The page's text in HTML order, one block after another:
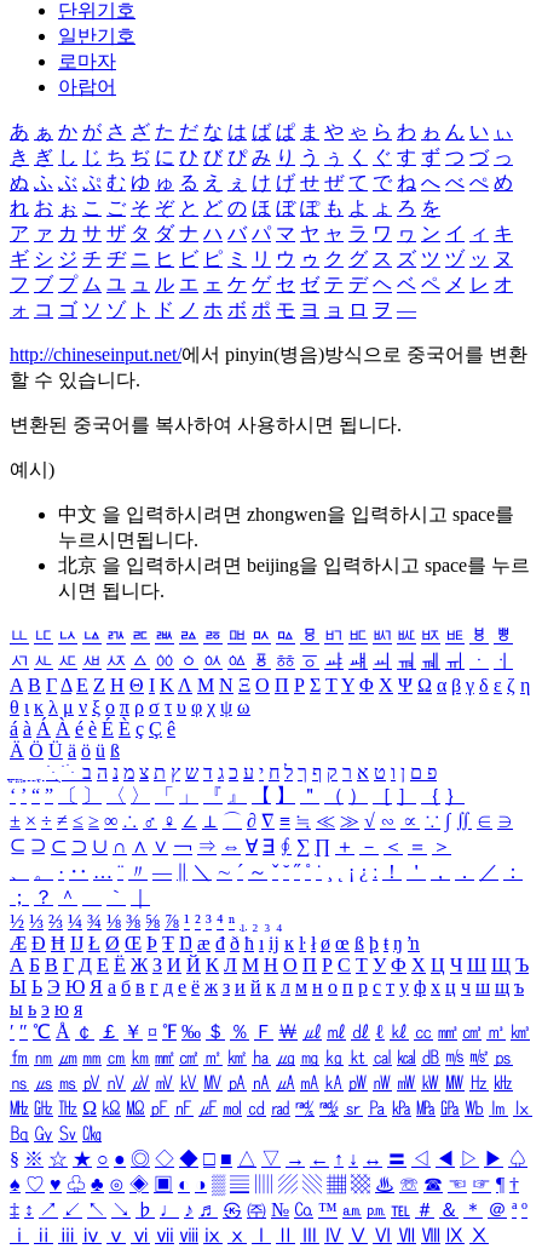
단위기호
일반기호
로마자
아랍어
あ ぁ か が さ ざ た だ な は ば ぱ ま や ゃ ら わ ゎ ん い ぃ
き ぎ し じ ち ぢ に ひ び ぴ み り う ぅ く ぐ す ず つ づ っ
ぬ ふ ぶ ぷ む ゆ ゅ る え ぇ け げ せ ぜ て で ね へ べ ぺ め
れ お ぉ こ ご そ ぞ と ど の ほ ぼ ぽ も よ ょ ろ を
ア ァ カ サ ザ タ ダ ナ ハ バ パ マ ヤ ャ ラ ワ ヮ ン イ ィ キ
ギ シ ジ チ ヂ ニ ヒ ビ ピ ミ リ ウ ゥ ク グ ス ズ ツ ヅ ッ ヌ
フ ブ プ ム ユ ュ ル エ ェ ケ ゲ セ ゼ テ デ ヘ ベ ペ メ レ オ
ォ コ ゴ ソ ゾ ト ド ノ ホ ボ ポ モ ヨ ョ ロ ヲ ―
http://chineseinput.net/에서 pinyin(병음)방식으로 중국어를 변환
할 수 있습니다.
변환된 중국어를 복사하여 사용하시면 됩니다.
예시)
中文 을 입력하시려면 zhongwen을 입력하시고 space를
누르시면됩니다.
北京 을 입력하시려면 beijing을 입력하시고 space를 누르
시면 됩니다.
ㅥ ㅦ ㅧ ㅨ ㅩ ㅪ ㅫ ㅬ ㅭ ㅮ ㅯ ㅰ ㅱ ㅲ ㅳ ㅴ ㅵ ㅶ ㅷ ㅸ
ㅹ
ㅺ ㅻ ㅼ ㅽ ㅾ ㅿ ㆀ ㆁ ㆂ ㆃ ㆄ ㆅ ㆆ ㆇ ㆈ ㆉ ㆊ ㆋ ㆌ ㆍ
ㆎ
Α Β ΓΔ Ε Ζ Η Θ Ι ΚΛ Μ Ν Ξ Ο Π Ρ Σ ΤΥ Φ Χ Ψ Ω α β γ δ ε ζ η
θ ι κ λ μ ν ξ ο π ρ σ τ υ φ χ ψ ω
á à Á À é è É È ç Ç ê
Ä Ö Ü ä ö ü ß
ִֶֹ ֻּ ׁׂ פ ם ן ו ט א ר ק ף ך ל ח י ע כ ג ד ש ץ ת צ מ נ ה ב
‘ ’ “ ” 〔 〕 〈 〉 「 」 『 』 【 】 ＂ （ ） ［ ］ ｛ ｝
± × ÷ ≠ ≤ ≥ ∞ ∴ ♂ ♀ ∠ ⊥ ⌒ ∂ ∇ ≡ ≒ ≪ ≫ √ ∽ ∝ ∵ ∫ ∬ ∈ ∋
⊆ ⊇ ⊂ ⊃ ∪ ∩ ∧ ∨ ￢ ⇒ ⇔ ∀ ∃ ∮ ∑ ∏ ＋ － ＜ ＝
＞
、
。 · ‥ … ¨ 〃 ― ＼ ∼ ´ ～ ˇ ˘ ˝ ˚ ˙ ¸ ¡ ¿ ː ！ ＇ ， ． ／
：
；
？ ＾ ｀
½ ⅓ ⅔ ¼ ¾ ⅛ ⅜ ⅝ ⅞ ¹ ² ³ ⁴ ⁿ ₁ ₂ ₃ ₄
Æ Ð Ħ Ĳ Ł Ø Œ Þ Ŧ Ŋ æ đ ð ħ ı ĳ ĸ ŀ ł ø œ ß þ ŧ ŋ ŉ
А Б В Г Д Е Ё Ж З И Й К Л М Н О П Р С Т У Ф Х Ц Ч Ш Щ Ъ
Ы Ь Э Ю Я а б в г д е ё ж з и й к л м н о п р с т у ф х ц ч ш щ ъ
ы ь э ю я
′ ″ ℃ Å ￠ ￡ ￥ ¤ ℉ ‰ ＄ ％ Ｆ ￦ ㎕ ㎖ ㎗ ℓ ㎘ ㏄ ㎣ ㎤ ㎥ ㎦
㎙ ㎚ ㎛ ㎜ ㎝ ㎞ ㎟ ㎠ ㎡ ㎢ ㏊ ㎍ ㎎ ㎏ ㏏ ㎈ ㎉ ㏈ ㎧ ㎨ ㎰
㎱ ㎲ ㎳ ㎴ ㎵ ㎶ ㎷ ㎸ ㎹ ㎀ ㎁ ㎂ ㎃ ㎄ ㎺ ㎻ ㎽ ㎾ ㎿ ㎐ ㎑
㎒ ㎓ ㎔ Ω ㏀ ㏁ ㎊ ㎋ ㎌ ㏖ ㏅ ㎭ ㎮ ㎯ ㏛ ㎩ ㎪ ㎫ ㎬ ㏝ ㏐
㏓
㏃ ㏉ ㏜ ㏆
§ ※ ☆ ★ ○ ● ◎ ◇ ◆ □ ■ △ ▽ → ← ↑ ↓ ↔ 〓 ◁ ◀ ▷ ▶ ♤
♠ ♡ ♥ ♧ ♣ ⊙ ◈ ▣ ◐ ◑ ▒ ▤ ▨ ▧ ▦ ▩ ♨ ☏ ☎ ☜ ☞ ¶ †
‡ ↕ ↗ ↙ ↖ ↘ ♭ ♩ ♪ ♬ ㉿ ㈜ № ㏇ ™ ㏂ ㏘ ℡ ＃ ＆ ＊ ＠ ª º
ⅰ
ⅱ ⅲ ⅳ ⅴ ⅵ ⅶ ⅷ ⅸ ⅹ Ⅳ Ⅴ Ⅵ Ⅶ Ⅷ Ⅸ Ⅹ